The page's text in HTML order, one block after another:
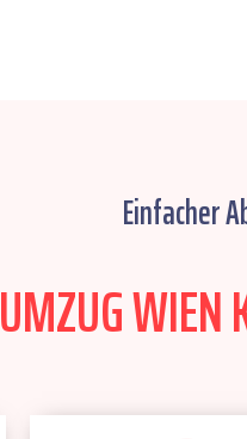
Einfacher
UMZUG WIEN